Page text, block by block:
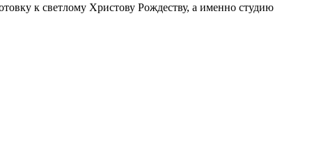
к светлому Христову Рождеству, а именно студию